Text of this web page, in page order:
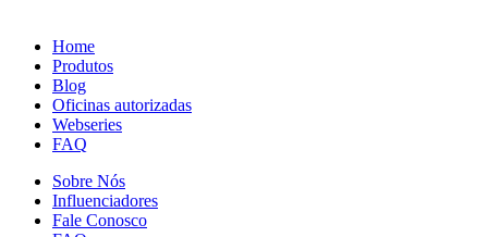
Home
Produtos
Blog
Oficinas autorizadas
Webseries
FAQ
Sobre Nós
Influenciadores
Fale Conosco